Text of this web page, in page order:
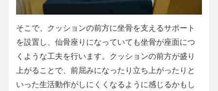
そこで、クッションの前方に坐骨を支えるサポート
を設置し、仙骨座りになっていても坐骨が座面につ
くような工夫を行います。クッションの前方が盛り
上がることで、前屈みになったり立ち上がったりと
いった生活動作がしにくくなるように感じるかもし